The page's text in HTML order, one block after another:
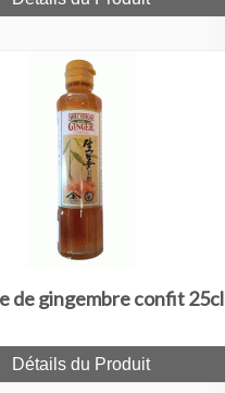
de gingembre confit 25cl
Détails du Produit